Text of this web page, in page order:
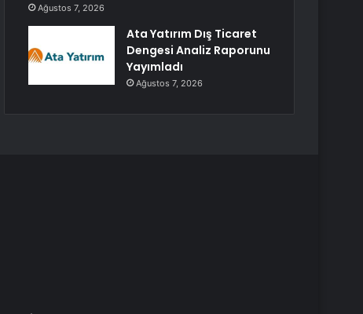
Ağustos 7, 2026
Ata Yatırım Dış Ticaret
Dengesi Analiz Raporunu
Yayımladı
Ağustos 7, 2026